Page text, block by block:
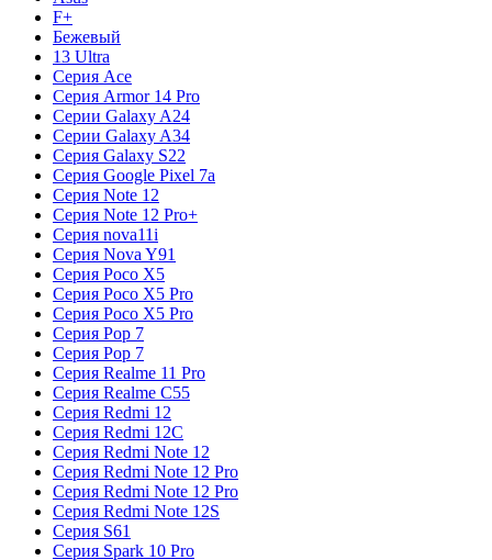
F+
Бежевый
13 Ultra
Серия Ace
Серия Armor 14 Pro
Серии Galaxy A24
Серии Galaxy A34
Серия Galaxy S22
Серия Google Pixel 7a
Серия Note 12
Серия Note 12 Pro+
Серия nova11i
Серия Nova Y91
Серия Poco X5
Серия Poco X5 Pro
Серия Poco X5 Pro
Серия Pop 7
Серия Pop 7
Серия Realme 11 Pro
Серия Realme C55
Серия Redmi 12
Серия Redmi 12C
Серия Redmi Note 12
Серия Redmi Note 12 Pro
Серия Redmi Note 12 Pro
Серия Redmi Note 12S
Серия S61
Серия Spark 10 Pro